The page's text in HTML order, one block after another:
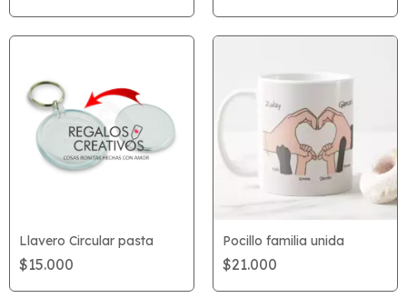
Llavero Circular pasta
$15.000
Pocillo familia unida
$21.000